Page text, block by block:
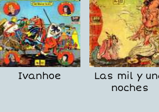
Ivanhoe
Las mil y
noches